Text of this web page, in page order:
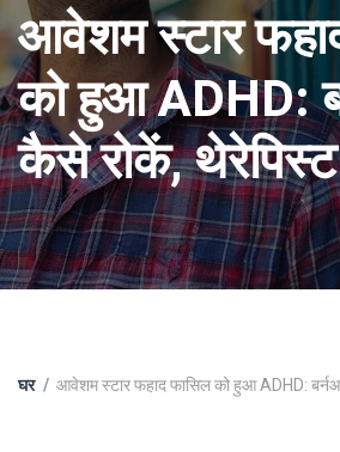
आवेशम स्टार
को हुआ ADHD:
कैसे रोकें,
घर आवेशम स्टार फहाद फासिल को हुआ ADHD: